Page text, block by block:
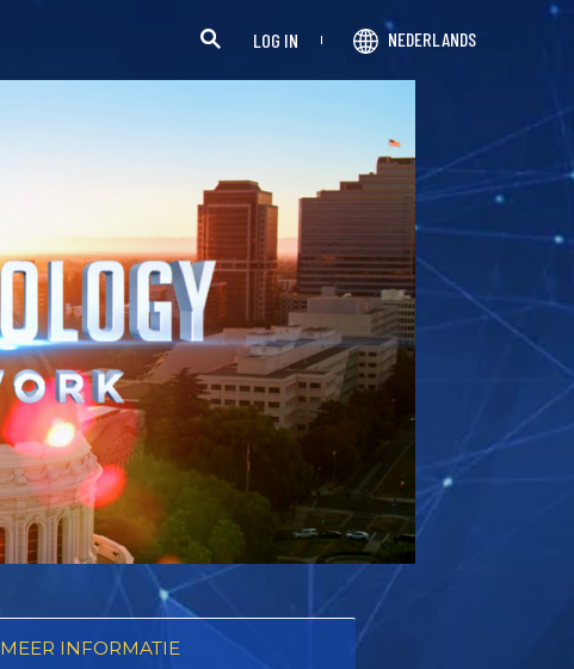
LOG IN NEDERLANDS
MEER INFORMATIE